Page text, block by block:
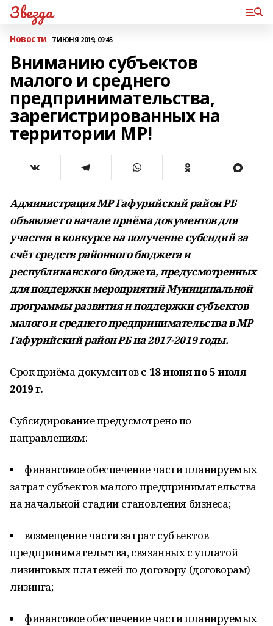
Звезда
Новости 7 ИЮНЯ 2019, 09:45
Вниманию субъектов
малого и среднего
предпринимательства,
зарегистрированных на
территории МР!
Администрация МР Гафурийский район РБ
объявляет о начале приёма документов для
участия в конкурсе на получение субсидий за
счёт средств районного бюджета и
республиканского бюджета, предусмотренных
для поддержки мероприятий Муниципальной
программы развития и поддержки субъектов
малого и среднего предпринимательства в МР
Гафурийский район РБ на 2017-2019 годы.
Срок приёма документовс 18 июня по 5 июля
2019 г.
Субсидирование предусмотрено по
направлениям:
финансовое обеспечение части планируемых
затрат субъектов малого предпринимательства
на начальной стадии становления бизнеса;
возмещение части затрат субъектов
предпринимательства, связанных с уплатой
лизинговых платежей по договору (договорам)
лизинга;
финансовое обеспечение части планируемых